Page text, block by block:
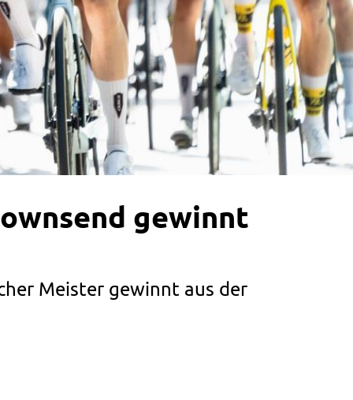
gewinnt
Meister gewinnt aus der